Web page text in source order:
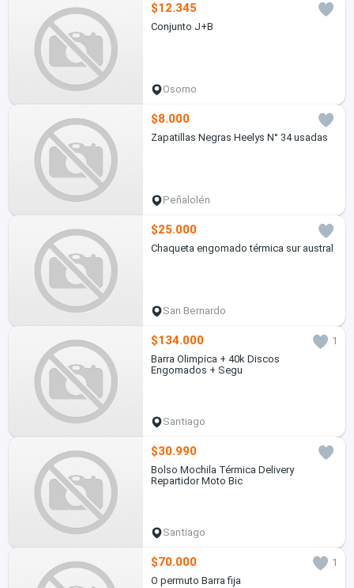
$12.345
Conjunto J+B
Osorno
$8.000
Zapatillas Negras Heelys N° 34 usadas
Peñalolén
$25.000
Chaqueta engomado térmica sur austral
San Bernardo
$134.000
1
Barra Olimpica + 40k Discos
Engomados + Segu
Santiago
$30.990
Bolso Mochila Térmica Delivery
Repartidor Moto Bic
Santiago
$70.000
1
O permuto Barra fija